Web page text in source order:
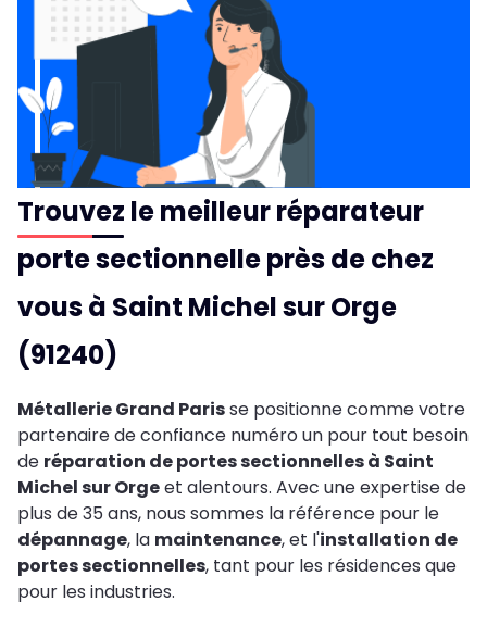
Trouvez le meilleur réparateur
porte sectionnelle près de chez
vous à Saint Michel sur Orge
(91240)
Métallerie Grand Parisse positionne comme votre
partenaire de confiance numéro un pour tout besoin
de réparation de portes sectionnelles à Saint
Michel sur Orgeet alentours. Avec une expertise de
plus de 35 ans, nous sommes la référence pour le
dépannage, la maintenance, et l'installation de
portes sectionnelles, tant pour les résidences que
pour les industries.